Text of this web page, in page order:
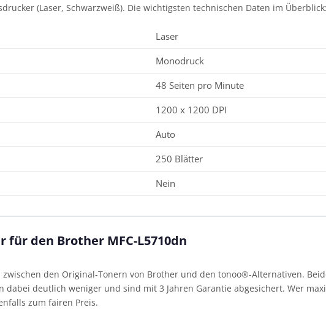
(Laser, Schwarzweiß). Die wichtigsten technischen Daten im
Laser
Monodruck
48 Seiten pro Minute
1200 x 1200 DPI
Auto
250 Blätter
Nein
den Brother MFC-L5710dn
zwischen den Original-Tonern von Brother und den tonoo®-Alternativen.
dabei deutlich weniger und sind mit 3 Jahren Garantie abgesichert. Wer
zum fairen Preis.